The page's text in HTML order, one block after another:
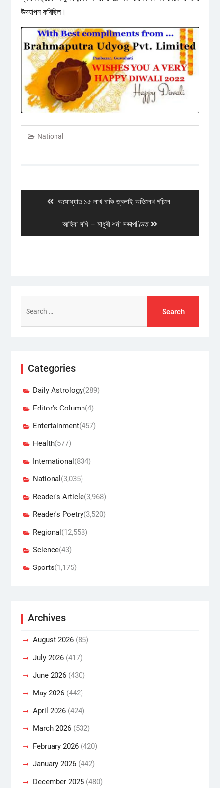
উদযাপন কৰিছিল।
National
Previous
অযোধ্যাত ১৫ লাখ চাকি জ্বলাই অভিলেখ গঢ়িলে
Next
post:
আহিবা সখি – মাধুৰী শৰ্মা সভাপণ্ডিত
for:
Categories
Daily Astrology(289)
Editor's Column(4)
Entertainment(457)
Health(577)
International (834)
National (3,035)
Reader's Article(3,968)
Reader's Poetry(3,520)
Regional (12,558)
Science(43)
Sports(1,175)
Archives
August 2026(85)
July 2026(417)
June 2026(430)
May 2026(442)
April 2026(424)
March 2026(532)
February 2026(420)
January 2026(442)
December 2025(480)